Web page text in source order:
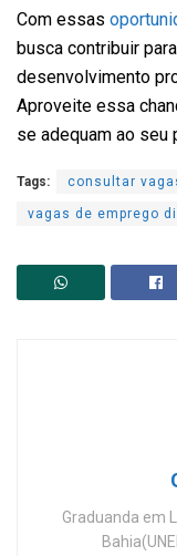
Com essas
busca contribuir
desenvolvimento
Aproveite essa
se adequam ao
Tags: consultar
vagas de emprego
Graduanda em